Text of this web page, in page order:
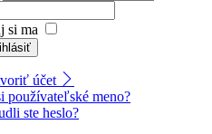
si ma
účet
používateľské meno?
ste heslo?